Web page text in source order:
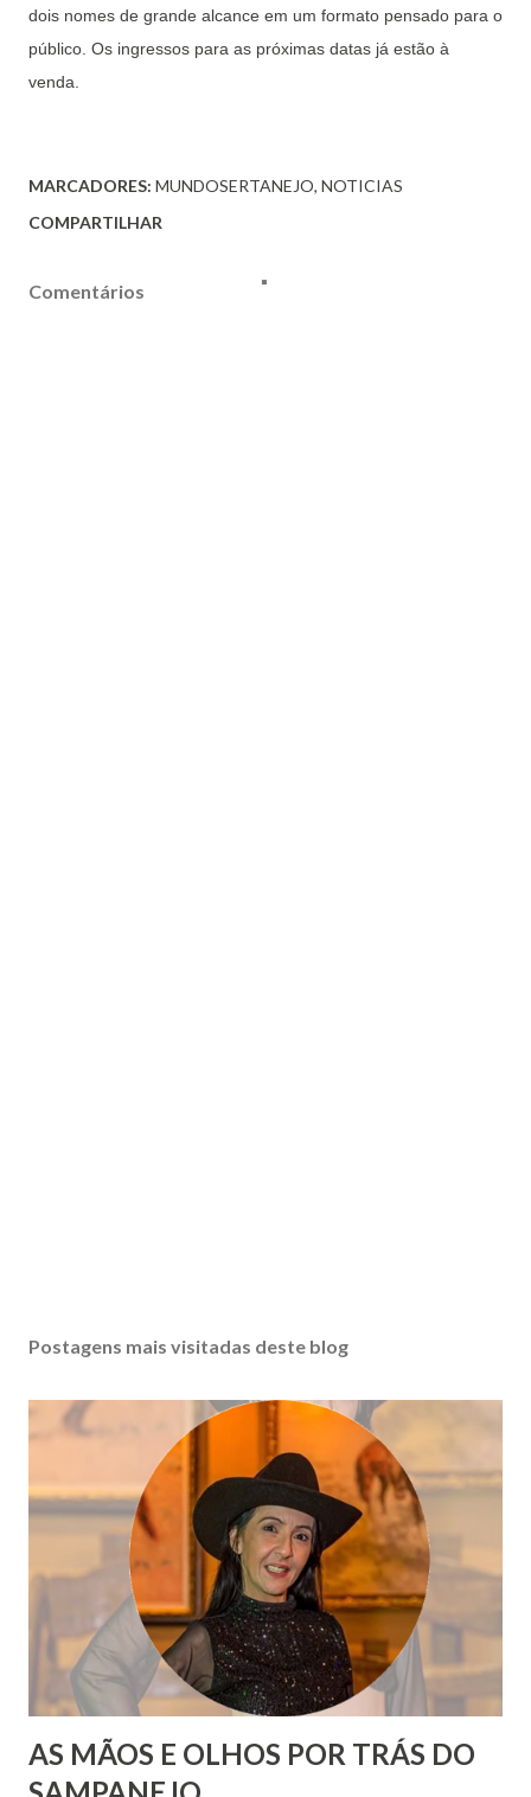
dois nomes de grande alcance em um formato pensado para o
público. Os ingressos para as próximas datas já estão à
venda.
MARCADORES: MUNDOSERTANEJO NOTICIAS
COMPARTILHAR
Comentários
Postagens mais visitadas deste blog
AS MÃOS E OLHOS POR TRÁS DO